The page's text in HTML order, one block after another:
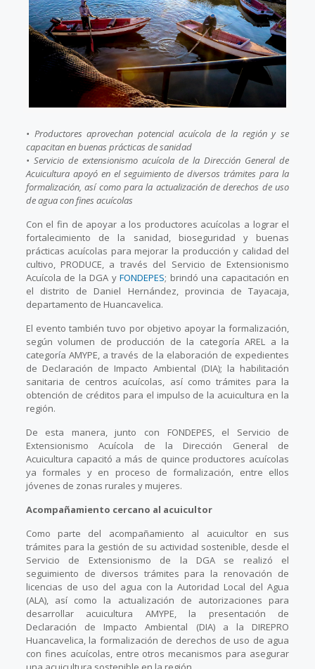
• Productores aprovechan potencial acuícola de la región y se
capacitan en buenas prácticas de sanidad
• Servicio de extensionismo acuícola de la Dirección General de
Acuicultura apoyó en el seguimiento de diversos trámites para la
formalización, así como para la actualización de derechos de uso
de agua con fines acuícolas
Con el fin de apoyar a los productores acuícolas a lograr el
fortalecimiento de la sanidad, bioseguridad y buenas
prácticas acuícolas para mejorar la producción y calidad del
cultivo, PRODUCE, a través del Servicio de Extensionismo
Acuícola de la DGA yFONDEPES; brindó una capacitación en
el distrito de Daniel Hernández, provincia de Tayacaja,
departamento de Huancavelica.
El evento también tuvo por objetivo apoyar la formalización,
según volumen de producción de la categoría AREL a la
categoría AMYPE, a través de la elaboración de expedientes
de Declaración de Impacto Ambiental (DIA); la habilitación
sanitaria de centros acuícolas, así como trámites para la
obtención de créditos para el impulso de la acuicultura en la
región.
De esta manera, junto con FONDEPES, el Servicio de
Extensionismo Acuícola de la Dirección General de
Acuicultura capacitó a más de quince productores acuícolas
ya formales y en proceso de formalización, entre ellos
jóvenes de zonas rurales y mujeres.
Acompañamiento cercano al acuicultor
Como parte del acompañamiento al acuicultor en sus
trámites para la gestión de su actividad sostenible, desde el
Servicio de Extensionismo de la DGA se realizó el
seguimiento de diversos trámites para la renovación de
licencias de uso del agua con la Autoridad Local del Agua
(ALA), así como la actualización de autorizaciones para
desarrollar acuicultura AMYPE, la presentación de
Declaración de Impacto Ambiental (DIA) a la DIREPRO
Huancavelica, la formalización de derechos de uso de agua
con fines acuícolas, entre otros mecanismos para asegurar